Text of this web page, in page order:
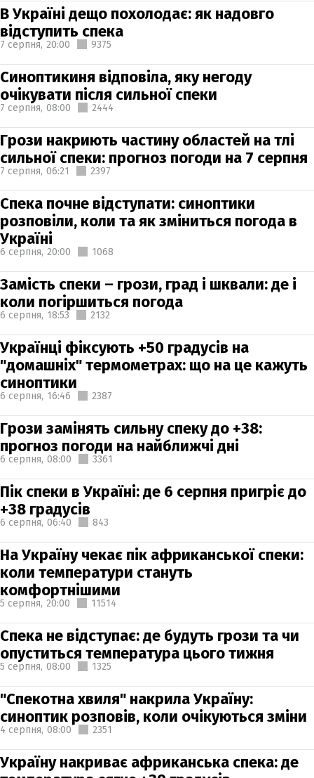
В Україні дещо похолодає: як надовго
відступить спека
7 серпня, 20:00 9375
Синоптикиня відповіла, яку негоду
очікувати після сильної спеки
7 серпня, 08:00 2444
Грози накриють частину областей на тлі
сильної спеки: прогноз погоди на 7 серпня
7 серпня, 06:21 2397
Спека почне відступати: синоптики
розповіли, коли та як зміниться погода в
Україні
6 серпня, 20:00 1068
Замість спеки – грози, град і шквали: де і
коли погіршиться погода
6 серпня, 18:53 2132
Українці фіксують +50 градусів на
"домашніх" термометрах: що на це кажуть
синоптики
6 серпня, 16:46 2387
Грози замінять сильну спеку до +38:
прогноз погоди на найближчі дні
6 серпня, 08:00 3361
Пік спеки в Україні: де 6 серпня пригріє до
+38 градусів
6 серпня, 06:40 843
На Україну чекає пік африканської спеки:
коли температури стануть
комфортнішими
5 серпня, 20:00 11514
Спека не відступає: де будуть грози та чи
опуститься температура цього тижня
5 серпня, 08:00 1325
"Спекотна хвиля" накрила Україну:
синоптик розповів, коли очікуються зміни
4 серпня, 08:00 2351
Україну накриває африканська спека: де